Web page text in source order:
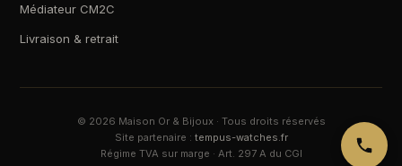
Médiateur CM2C
Livraison & retrait
© 2026 Maison Or & Bijoux · Tous droits réservés
Site partenaire : tempus-watches.fr
Régime TVA sur marge · Art. 297 A du CGI